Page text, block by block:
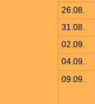
26.08.
31.08.
02.09.
04.09.
09.09.